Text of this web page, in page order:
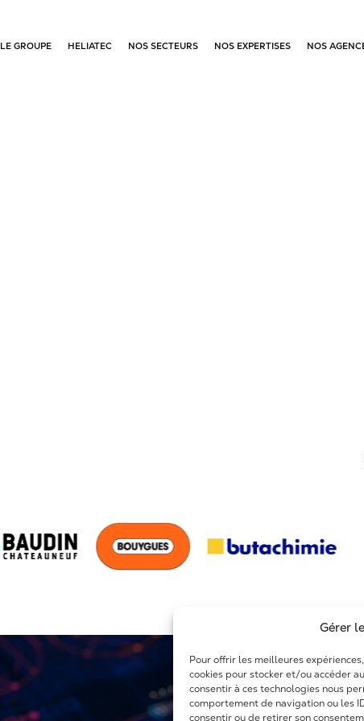
Gérer
Pour offrir les meilleures
cookies pour stocker et/ou accéder
consentir à ces technologies nous
comportement de navigation ou les
consentir ou de retirer son
LE GROUPE HELIATEC NOS SECTEURS NOS EXPERTISES NOS